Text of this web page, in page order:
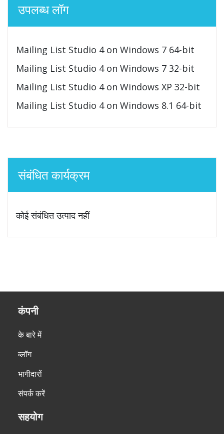
उपलब्ध लॉग
Mailing List Studio 4 on Windows 7 64-bit
Mailing List Studio 4 on Windows 7 32-bit
Mailing List Studio 4 on Windows XP 32-bit
Mailing List Studio 4 on Windows 8.1 64-bit
संबंधित कार्यक्रम
कोई संबंधित उत्पाद नहीं
कंपनी
के बारे में
ब्लॉग
भागीदारों
संपर्क करें
सहयोग